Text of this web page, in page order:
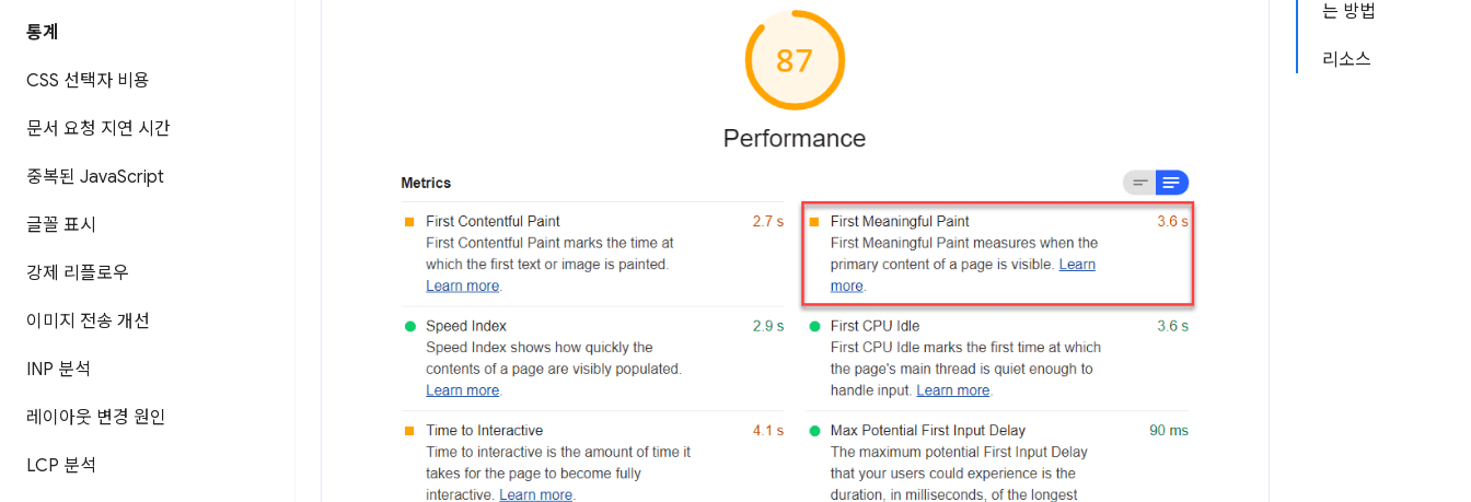
통계
CSS 선택자 비용
문서 요청 지연 시간
중복된 JavaScript
글꼴 표시
강제 리플로우
이미지 전송 개선
INP 분석
레이아웃 변경 원인
LCP 분석
는 방법
리소스